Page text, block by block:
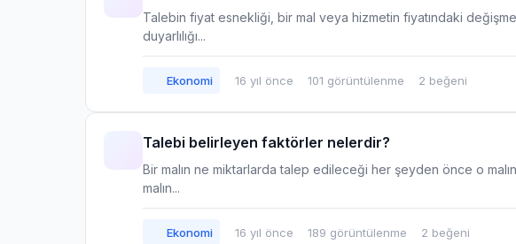
Talebin fiyat esnekliği, bir mal veya hizmetin fiyatındaki
duyarlılığı...
Ekonomi 16 yıl önce 101 görüntülenme 2 beğeni
Talebi belirleyen faktörler nelerdir?
Bir malın ne miktarlarda talep edileceği her şeyden önce o
malın...
Ekonomi 16 yıl önce 189 görüntülenme 2 beğeni